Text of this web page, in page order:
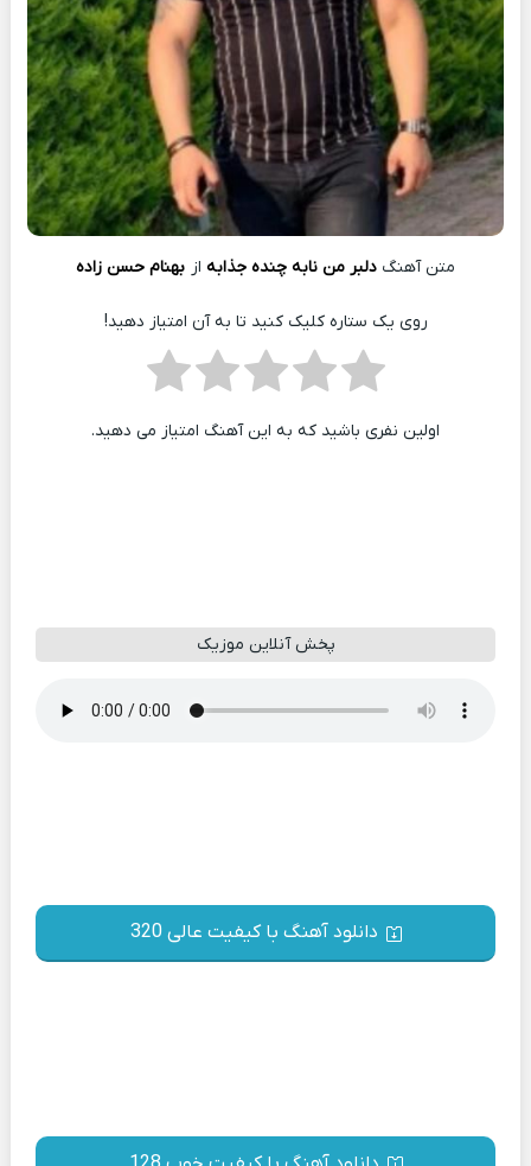
متن آهنگ دلبر من نابه چنده جذابه از بهنام حسن زاده
روی یک ستاره کلیک کنید تا به آن امتیاز دهید!
اولین نفری باشید که به این آهنگ امتیاز می دهید.
پخش آنلاین موزیک
دانلود آهنگ با کیفیت عالی 320